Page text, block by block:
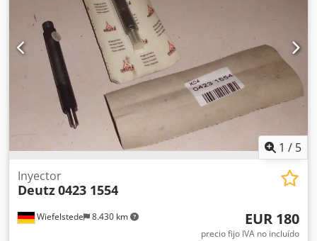
1 / 5
Wiefelstede 8.430 km
Inyector
Deutz0423 1554
EUR 180
precio fijo IVA no incluído